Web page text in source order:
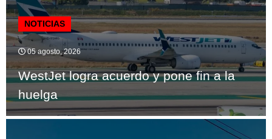
NOTICIAS
05 agosto, 2026
WestJet logra acuerdo y pone fin a la
huelga